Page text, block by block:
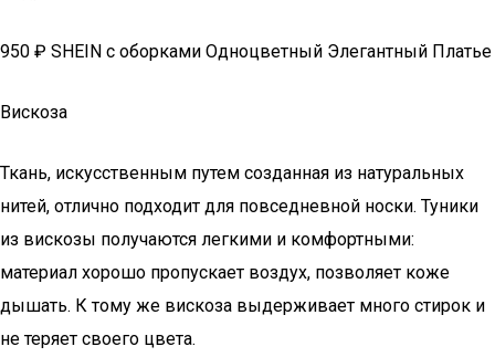
950 ₽ SHEIN с оборками Одноцветный Элегантный Платье
Вискоза
Ткань, искусственным путем созданная из натуральных
нитей, отлично подходит для повседневной носки. Туники
из вискозы получаются легкими и комфортными:
материал хорошо пропускает воздух, позволяет коже
дышать. К тому же вискоза выдерживает много стирок и
не теряет своего цвета.